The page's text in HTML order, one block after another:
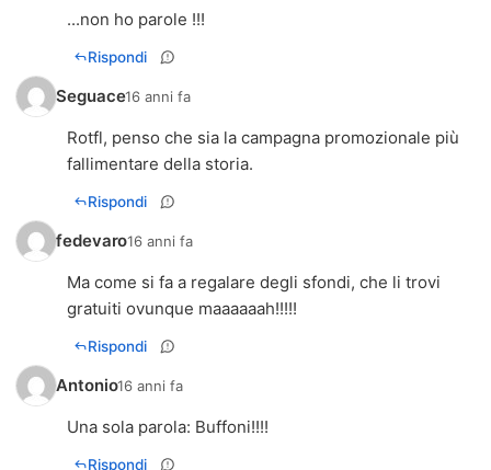
...non ho parole !!!
Rispondi
Seguace16 anni fa
Rotfl, penso che sia la campagna promozionale più
fallimentare della storia.
Rispondi
fedevaro16 anni fa
Ma come si fa a regalare degli sfondi, che li trovi
gratuiti ovunque maaaaaah!!!!!
Rispondi
Antonio16 anni fa
Una sola parola: Buffoni!!!!
Rispondi